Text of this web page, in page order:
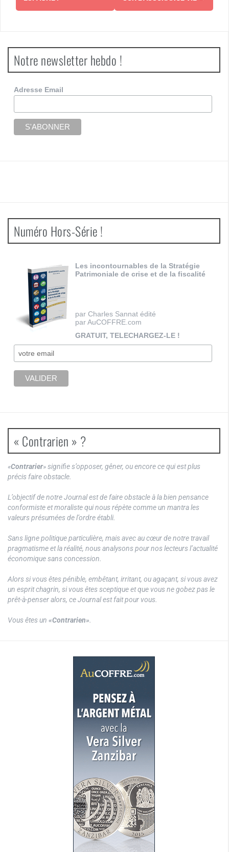
Notre newsletter hebdo !
Adresse Email
Numéro Hors-Série !
Les incontournables de la Stratégie
Patrimoniale de crise et de la fiscalité
par Charles Sannat édité
par AuCOFFRE.com
GRATUIT, TELECHARGEZ-LE !
« Contrarien » ?
«Contrarier» signifie s’opposer, gêner, ou encore ce qui est plus
précis faire obstacle.
L’objectif de notre Journal est de faire obstacle à la bien pensance
conformiste et moraliste qui nous répète comme un mantra les
valeurs présumées de l’ordre établi.
Sans ligne politique particulière, mais avec au cœur de notre travail
pragmatisme et la réalité, nous analysons pour nos lecteurs l’actualité
économique sans concession.
Alors si vous êtes pénible, embêtant, irritant, ou agaçant, si vous avez
un esprit chagrin, si vous êtes sceptique et que vous ne gobez pas le
prêt-à-penser alors, ce Journal est fait pour vous.
Vous êtes un «Contrarien».